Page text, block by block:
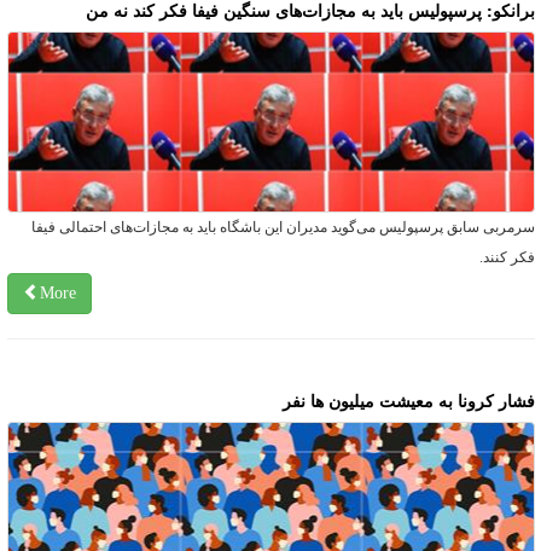
پرسپولیس باید به مجازات‌های سنگین فیفا فکر کند نه من
سابق پرسپولیس می‌گوید مدیران این باشگاه باید به مجازات‌های احتمالی فیفا
کنند.
More
کرونا به معیشت میلیون ها نفر